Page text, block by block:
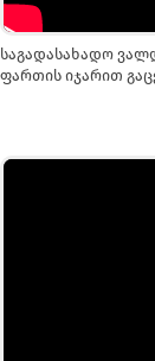
საგადასახადო
ფართის იჯარით